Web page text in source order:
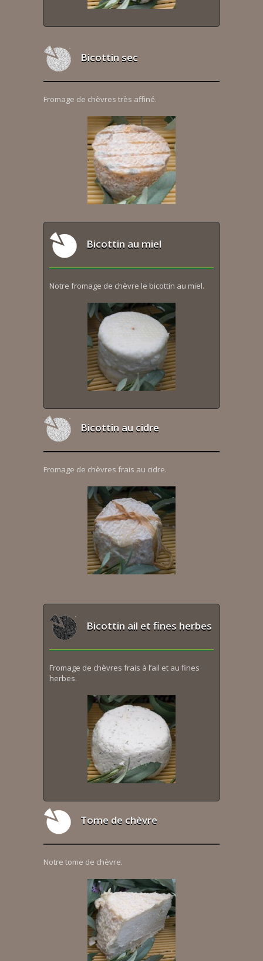
Bicottin sec
Fromage de chèvres très affiné.
Bicottin au miel
Notre fromage de chèvre le bicottin au miel.
Bicottin au cidre
Fromage de chèvres frais au cidre.
Bicottin ail et fines herbes
Fromage de chèvres frais à l’ail et au fines
herbes.
Tome de chèvre
Notre tome de chèvre.